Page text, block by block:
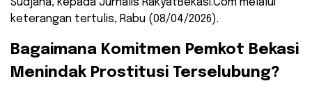
Sudjana, kepada Jurnalis RakyatBekasi.Com melalui
keterangan tertulis, Rabu (08/04/2026).
​Bagaimana Komitmen Pemkot Bekasi
Menindak Prostitusi Terselubung?